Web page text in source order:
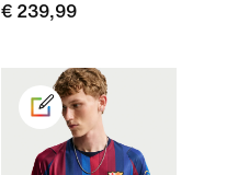
€ 239,99